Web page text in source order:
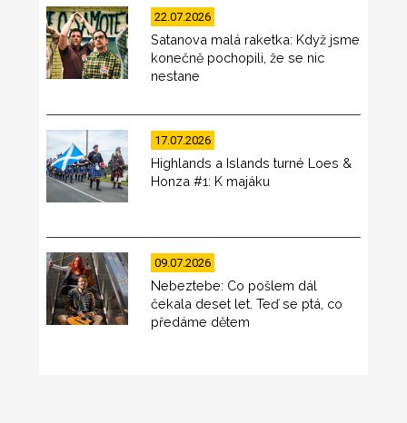
22.07.2026
Satanova malá raketka: Když jsme
konečně pochopili, že se nic
nestane
17.07.2026
Highlands a Islands turné Loes &
Honza #1: K majáku
09.07.2026
Nebeztebe: Co pošlem dál
čekala deset let. Teď se ptá, co
předáme dětem